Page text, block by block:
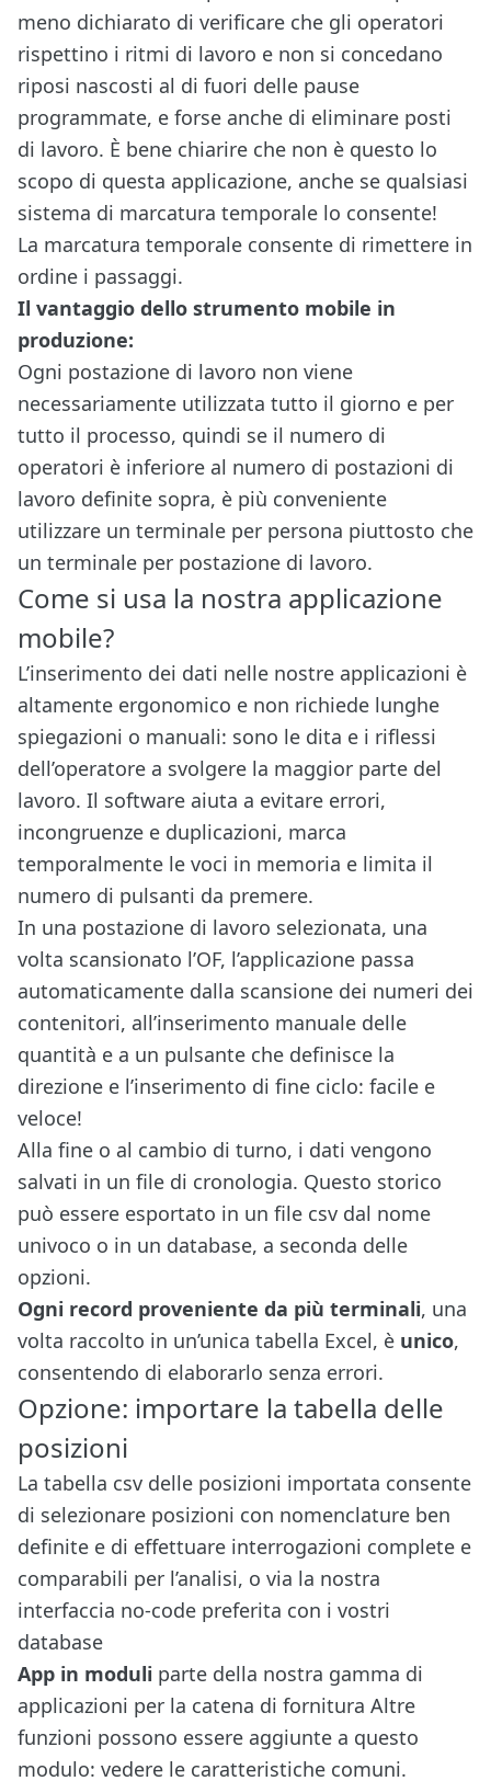
meno dichiarato di verificare che gli operatori
rispettino i ritmi di lavoro e non si concedano
riposi nascosti al di fuori delle pause
programmate, e forse anche di eliminare posti
di lavoro. È bene chiarire che non è questo lo
scopo di questa applicazione, anche se qualsiasi
sistema di marcatura temporale lo consente!
La marcatura temporale consente di rimettere in
ordine i passaggi.
Il vantaggio dello strumento mobile in
produzione:
Ogni postazione di lavoro non viene
necessariamente utilizzata tutto il giorno e per
tutto il processo, quindi se il numero di
operatori è inferiore al numero di postazioni di
lavoro definite sopra, è più conveniente
utilizzare un terminale per persona piuttosto che
un terminale per postazione di lavoro.
Come si usa la nostra applicazione
mobile?
L’inserimento dei dati nelle nostre applicazioni è
altamente ergonomico e non richiede lunghe
spiegazioni o manuali: sono le dita e i riflessi
dell’operatore a svolgere la maggior parte del
lavoro. Il software aiuta a evitare errori,
incongruenze e duplicazioni, marca
temporalmente le voci in memoria e limita il
numero di pulsanti da premere.
In una postazione di lavoro selezionata, una
volta scansionato l’OF, l’applicazione passa
automaticamente dalla scansione dei numeri dei
contenitori, all’inserimento manuale delle
quantità e a un pulsante che definisce la
direzione e l’inserimento di fine ciclo: facile e
veloce!
Alla fine o al cambio di turno, i dati vengono
salvati in un file di cronologia. Questo storico
può essere esportato in un file csv dal nome
univoco o in un database, a seconda delle
opzioni.
Ogni record proveniente da più terminali, una
volta raccolto in un’unica tabella Excel, è unico,
consentendo di elaborarlo senza errori.
Opzione: importare la tabella delle
posizioni
La tabella csv delle posizioni importata consente
di selezionare posizioni con nomenclature ben
definite e di effettuare interrogazioni complete e
comparabili per l’analisi, o via la nostra
interfaccia no-code preferita con i vostri
database
App in moduli parte della nostra gamma di
applicazioni per la catena di fornitura Altre
funzioni possono essere aggiunte a questo
modulo: vedere le caratteristiche comuni.